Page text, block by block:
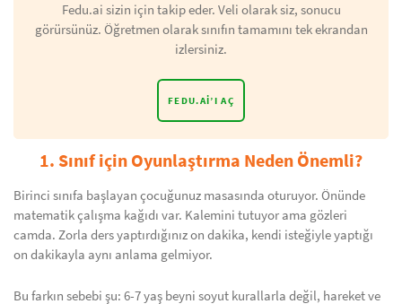
Fedu.ai sizin için takip eder. Veli olarak siz, sonucu
görürsünüz. Öğretmen olarak sınıfın tamamını tek ekrandan
izlersiniz.
FEDU.AI’I AÇ
1. Sınıf için Oyunlaştırma Neden Önemli?
Birinci sınıfa başlayan çocuğunuz masasında oturuyor. Önünde
matematik çalışma kağıdı var. Kalemini tutuyor ama gözleri
camda. Zorla ders yaptırdığınız on dakika, kendi isteğiyle yaptığı
on dakikayla aynı anlama gelmiyor.
Bu farkın sebebi şu: 6-7 yaş beyni soyut kurallarla değil, hareket ve